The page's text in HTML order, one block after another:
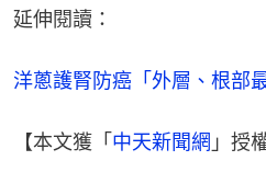
延伸閱讀：
洋蔥護腎防癌「外層、根部
【本文獲「中天新聞網 」授